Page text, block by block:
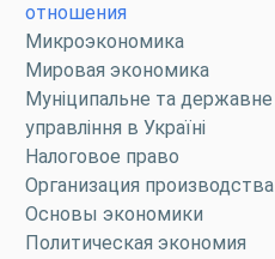
отношения
Микроэкономика
Мировая экономика
Муніципальне та державне
управління в Україні
Налоговое право
Организация производства
Основы экономики
Политическая экономия